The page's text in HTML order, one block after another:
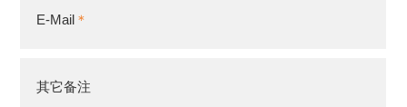
E-Mail
其它备注